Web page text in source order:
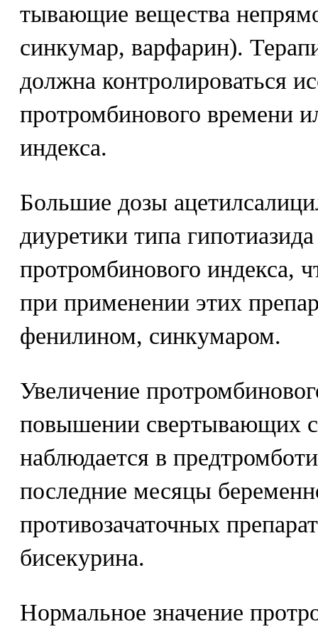
тывающие вещества
синкумар, варфарин).
должна контролироваться
протромбинового времени
индекса.
Большие дозы
диуретики типа
протромбинового индекса,
при применении этих
фенилином, синкумаром.
Увеличение
повышении свертывающих
наблюдается в
последние месяцы
противозачаточных
бисекурина.
Нормальное значение